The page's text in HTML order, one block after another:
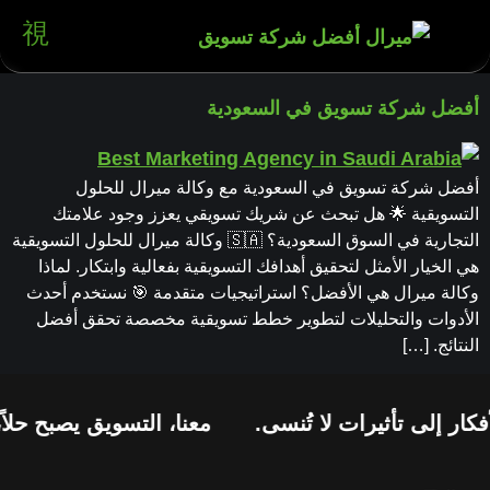
أفضل شركة تسويق في السعودية
أفضل شركة تسويق في السعودية مع وكالة ميرال للحلول
التسويقية 🌟 هل تبحث عن شريك تسويقي يعزز وجود علامتك
التجارية في السوق السعودية؟ 🇸🇦 وكالة ميرال للحلول التسويقية
هي الخيار الأمثل لتحقيق أهدافك التسويقية بفعالية وابتكار. لماذا
وكالة ميرال هي الأفضل؟ استراتيجيات متقدمة 🎯 نستخدم أحدث
الأدوات والتحليلات لتطوير خطط تسويقية مخصصة تحقق أفضل
النتائج. […]
معنا، التسويق يصبح إلى تأثيرات لا تُنسى.